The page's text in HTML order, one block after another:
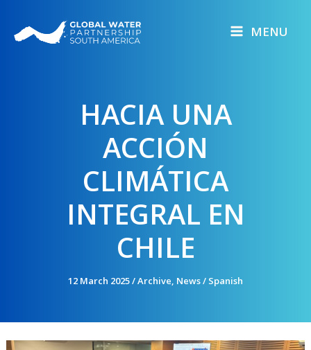
content
MENU
HACIA UNA
ACCIÓN
CLIMÁTICA
INTEGRAL EN
CHILE
12 March 2025/Archive, News/ Spanish